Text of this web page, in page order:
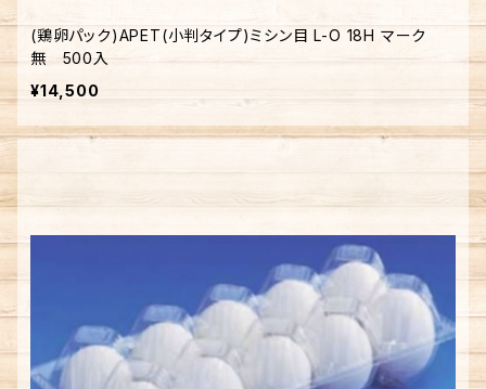
(鶏卵パック)APET(小判タイプ)ミシン目 L-O 18H マーク
無 500入
¥14,500